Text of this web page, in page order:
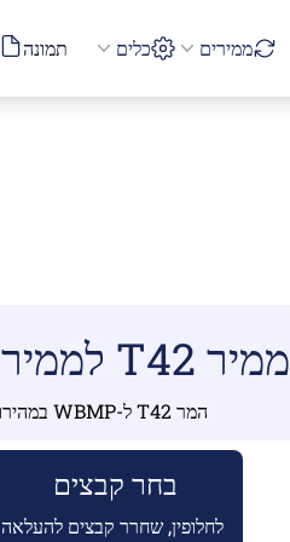
ממירים כלים תמונה
ממיר T42 לממיר WBMP
המר T42 ל-WBMP במהירות ובקלות
בחר קבצים
לחלופין, שחרר קבצים להעלאה